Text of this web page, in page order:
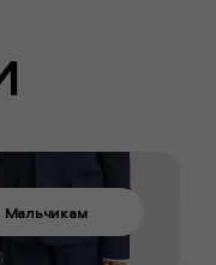
Мальчикам